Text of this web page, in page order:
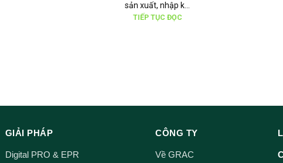
sản xuất, nhập k...
TIẾP TỤC ĐỌC
GIẢI PHÁP
Digital PRO & EPR
CÔNG TY
Về GRAC